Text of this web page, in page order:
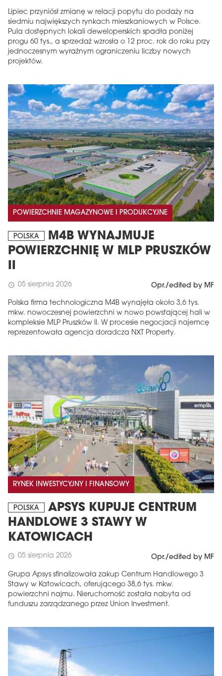
Lipiec przyniósł zmianę w relacji popytu do podaży na
siedmiu największych rynkach mieszkaniowych w Polsce.
Pula dostępnych lokali deweloperskich spadła poniżej
progu 60 tys., a sprzedaż wzrosła o 12 proc. rok do roku przy
jednoczesnym wyraźnym ograniczeniu liczby nowych
projektów.
POWIERZCHNIE MAGAZYNOWE I PRODUKCYJNE
POLSKA
M4B WYNAJMUJE
POWIERZCHNIĘ W MLP PRUSZKÓW
II
schedule 05 sierpnia 2026 Opr./edited by MF
Polska firma technologiczna M4B wynajęła około 3,6 tys.
mkw. nowoczesnej powierzchni w nowo powstającej hali w
kompleksie MLP Pruszków II. W procesie negocjacji najemcę
reprezentowała agencja doradcza NXT Property.
RYNEK INWESTYCYJNY I FINANSOWY
POLSKA
APSYS KUPUJE CENTRUM
HANDLOWE 3 STAWY W
KATOWICACH
schedule 05 sierpnia 2026 Opr./edited by MF
Grupa Apsys sfinalizowała zakup Centrum Handlowego 3
Stawy w Katowicach, oferującego 38,6 tys. mkw.
powierzchni najmu. Nieruchomość została nabyta od
funduszu zarządzanego przez Union Investment.
MAGAZYN
Wydanie 6 (308)
CZERWIEC 2026
Więcej w tym wydaniu
arrow_forward
Zamów teraz!